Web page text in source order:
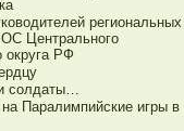
региональных
Центрального
округа РФ
солдаты…
Паралимпийские игры в